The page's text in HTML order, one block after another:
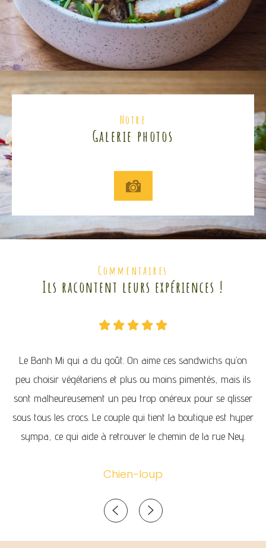
Notre
Galerie photos
Commentaires
Ils racontent leurs expériences !
Le Banh Mi qui a du goût. On aime ces sandwichs qu’on
peu choisir végétariens et plus ou moins pimentés, mais ils
sont malheureusement un peu trop onéreux pour se glisser
sous tous les crocs. Le couple qui tient la boutique est hyper
sympa, ce qui aide à retrouver le chemin de la rue Ney.
Chien-loup